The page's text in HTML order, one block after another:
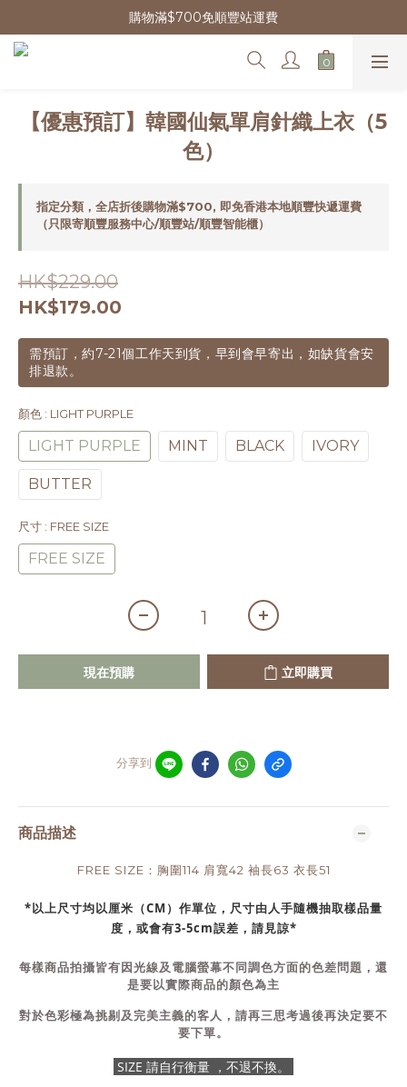
購物滿$700免順豐站運費
【優惠預訂】韓國仙氣單肩針織上衣（5
色）
指定分類，全店折後購物滿$700, 即免香港本地順豐快遞運費
（只限寄順豐服務中心/順豐站/順豐智能櫃）
HK$229.00
HK$179.00
需預訂，約7-21個工作天到貨，早到會早寄出，如缺貨會安
排退款。
顏色 : LIGHT PURPLE
LIGHT PURPLE MINT BLACK IVORY
BUTTER
尺寸 : FREE SIZE
FREE SIZE
現在預購 立即購買
分享到
商品描述
FREE SIZE：胸圍114 肩寬42 袖長63 衣長51
*以上尺寸均以厘米（CM）作單位，尺寸由人手隨機抽取樣品量
度，或會有3-5cm誤差，請見諒*
每樣商品拍攝皆有因光線及電腦螢幕不同調色方面的色差問題，還
是要以實際商品的顏色為主
對於色彩極為挑剔及完美主義的客人，請再三思考過後再決定要不
要下單。
SIZE 請自行衡量 ，不退不換。